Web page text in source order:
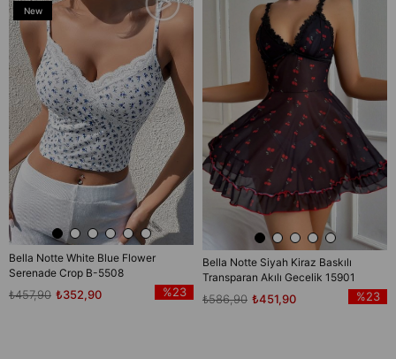
Bella Notte White Blue Flower
Serenade Crop B-5508
₺352,90
₺457,90 %23
New
Bella Notte Siyah Kiraz Baskılı
Transparan Akılı Gecelik 15901
₺451,90
₺586,90 %23